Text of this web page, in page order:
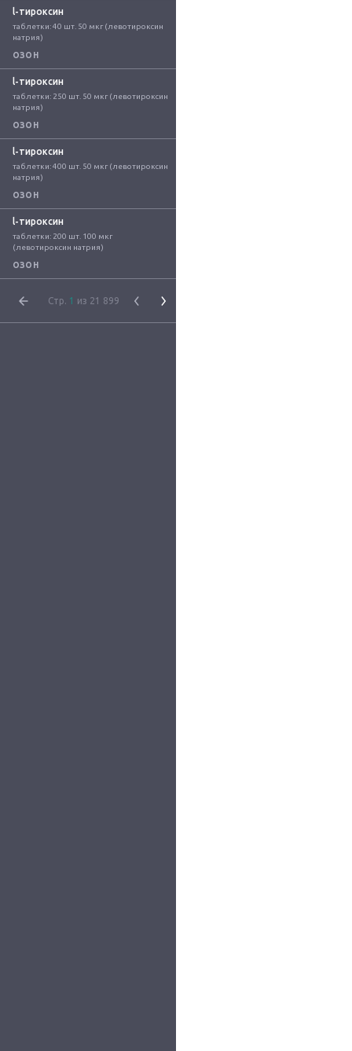
l-тироксин
таблетки: 40 шт. 50 мкг (левотироксин
натрия)
ОЗОН
l-тироксин
таблетки: 250 шт. 50 мкг (левотироксин
натрия)
ОЗОН
l-тироксин
таблетки: 400 шт. 50 мкг (левотироксин
натрия)
ОЗОН
l-тироксин
таблетки: 200 шт. 100 мкг
(левотироксин натрия)
ОЗОН
Стр. 1 из 21 899